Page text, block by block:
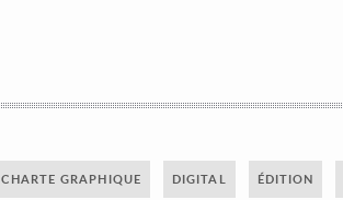
CHARTE GRAPHIQUE DIGITAL ÉDITION